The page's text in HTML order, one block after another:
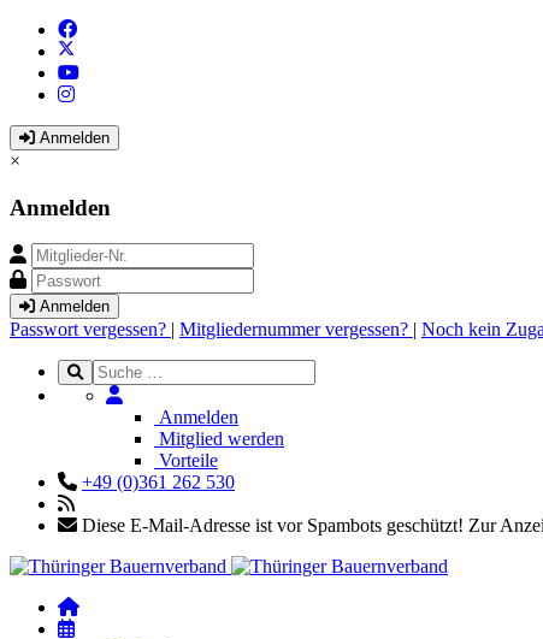
Anmelden
×
Anmelden
Anmelden
Passwort vergessen? | Mitgliedernummer vergessen? | Noch kein
Anmelden
Mitglied werden
Vorteile
+49 (0)361 262 530
Diese E-Mail-Adresse ist vor Spambots geschützt! Zur